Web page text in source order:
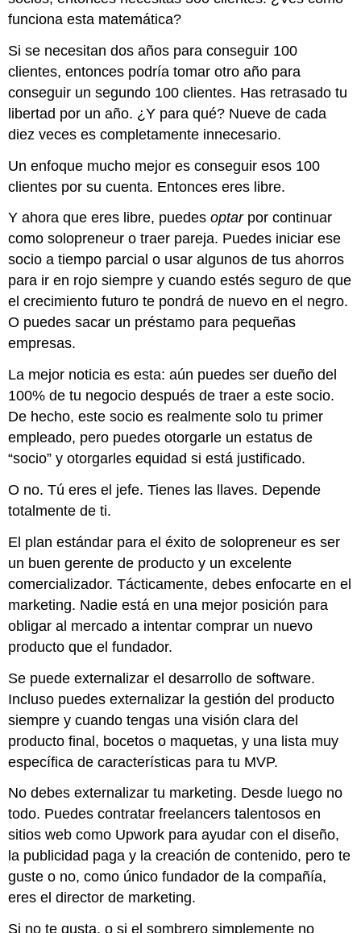
funciona esta matemática?
Si se necesitan dos años para conseguir 100
clientes, entonces podría tomar otro año para
conseguir un segundo 100 clientes. Has retrasado tu
libertad por un año. ¿Y para qué? Nueve de cada
diez veces es completamente innecesario.
Un enfoque mucho mejor es conseguir esos 100
clientes por su cuenta. Entonces eres libre.
Y ahora que eres libre, puedesoptarpor continuar
como solopreneur o traer pareja. Puedes iniciar ese
socio a tiempo parcial o usar algunos de tus ahorros
para ir en rojo siempre y cuando estés seguro de que
el crecimiento futuro te pondrá de nuevo en el negro.
O puedes sacar un préstamo para pequeñas
empresas.
La mejor noticia es esta: aún puedes ser dueño del
100% de tu negocio después de traer a este socio.
De hecho, este socio es realmente solo tu primer
empleado, pero puedes otorgarle un estatus de
“socio” y otorgarles equidad si está justificado.
O no. Tú eres el jefe. Tienes las llaves. Depende
totalmente de ti.
El plan estándar para el éxito de solopreneur es ser
un buen gerente de producto y un excelente
comercializador. Tácticamente, debes enfocarte en el
marketing. Nadie está en una mejor posición para
obligar al mercado a intentar comprar un nuevo
producto que el fundador.
Se puede externalizar el desarrollo de software.
Incluso puedes externalizar la gestión del producto
siempre y cuando tengas una visión clara del
producto final, bocetos o maquetas, y una lista muy
específica de características para tu MVP.
No debes externalizar tu marketing. Desde luego no
todo. Puedes contratar freelancers talentosos en
sitios web como Upwork para ayudar con el diseño,
la publicidad paga y la creación de contenido, pero te
guste o no, como único fundador de la compañía,
eres el director de marketing.
Si no te gusta, o si el sombrero simplemente no